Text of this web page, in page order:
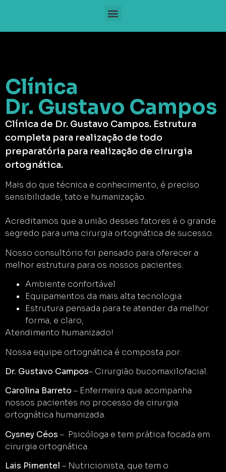
Clínica
Dr. Gustavo Campos
Clínica de Dr. Gustavo Campos. Estrutura
completa para realização de todo
preparatória para realização de cirurgia
ortognática.
Mais do que técnica e conhecimento, é preciso
sensibilidade, tato e humanização.
Acreditamos que a união desses fatores é o grande
segredo para uma cirurgia ortognática de sucesso.
Nosso consultório foi pensado para oferecer a
melhor estrutura para os nossos pacientes:
Ambiente confortável
Equipamentos da mais alta tecnologia
Estrutura pensada para te atender da melhor
forma, e claro,
Atendimento humanizado!
Nossa equipe ortognática é composta por:
Dr. Gustavo Campos– Cirurgião bucomaxilofacial.
Carolina Barreto – Enfermeira que acompanha
nossos pacientes no processo de cirurgia
ortognática humanizada.
Cysney Céos – Psicóloga e tem prática focada em
cirurgia ortognática.
Lais Pimentel – Nutricionista, que tem o